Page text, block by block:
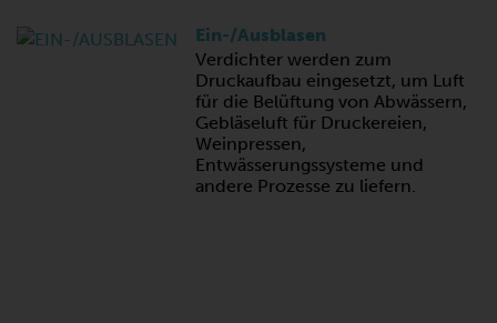
Ein-/Ausblasen
Verdichter werden zum
Druckaufbau eingesetzt, um Luft
für die Belüftung von Abwässern,
Gebläseluft für Druckereien,
Weinpressen,
Entwässerungssysteme und
andere Prozesse zu liefern.